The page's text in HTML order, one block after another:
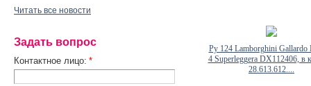
Читать все новости
Задать вопрос
Контактное лицо: *
Ру 124 Lamborghini Gallardo
4 Superleggera DX112406, в
28.613.612....